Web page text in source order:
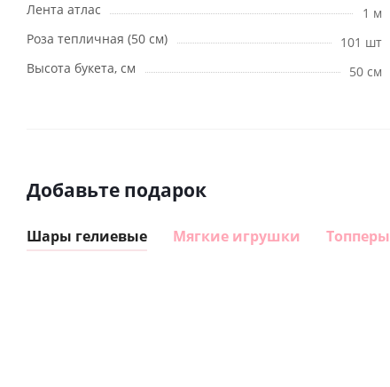
Лента атлас
1 м
Роза тепличная (50 см)
101 шт
Высота букета, см
50 см
Добавьте подарок
Шары гелиевые Мягкие игрушки Топперы